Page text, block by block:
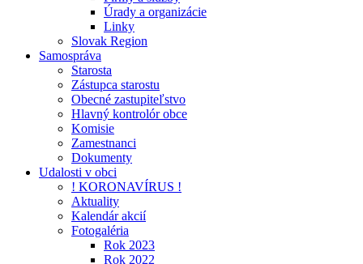
Úrady a organizácie
Linky
Slovak Region
Samospráva
Starosta
Zástupca starostu
Obecné zastupiteľstvo
Hlavný kontrolór obce
Komisie
Zamestnanci
Dokumenty
Udalosti v obci
! KORONAVÍRUS !
Aktuality
Kalendár akcií
Fotogaléria
Rok 2023
Rok 2022